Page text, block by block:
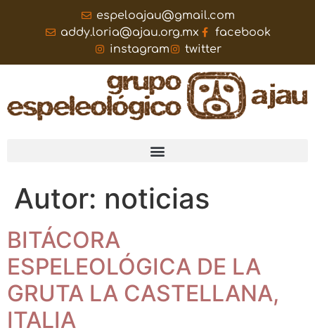
espeloajau@gmail.com
addy.loria@ajau.org.mx
facebook
instagram
twitter
Autor: noticias
BITÁCORA
ESPELEOLÓGICA DE LA
GRUTA LA CASTELLANA,
ITALIA